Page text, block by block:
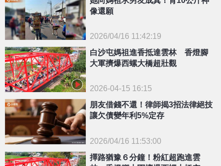
{PLAYICON}
像還願
2026/04/16 11:42:19
白沙屯媽祖進香抵達雲林 香燈腳
大軍擠爆西螺大橋超壯觀
2026-04-15 16:15
朋友借錢不還！律師揭3招法律絕技
讓欠債變年利5%定存
2026/04/16 11:53:00
擇路猶豫６分鐘！粉紅超跑進雲